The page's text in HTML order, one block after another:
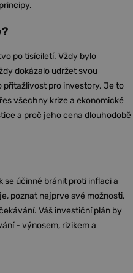
po tisíciletí. Vždy bylo
dokázalo udržet svou
přitažlivost pro investory. Je to
všechny krize a ekonomické
a proč jeho cena dlouhodobě
se účinně bránit proti inflaci a
poznat nejprve své možnosti,
Váš investiční plán by
- výnosem, rizikem a